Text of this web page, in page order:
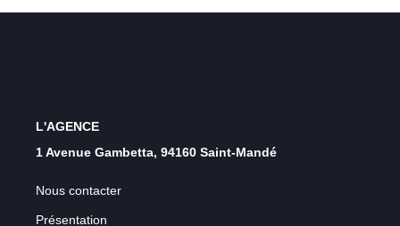
L'AGENCE
1 Avenue Gambetta, 94160 Saint-Mandé
Nous contacter
Présentation